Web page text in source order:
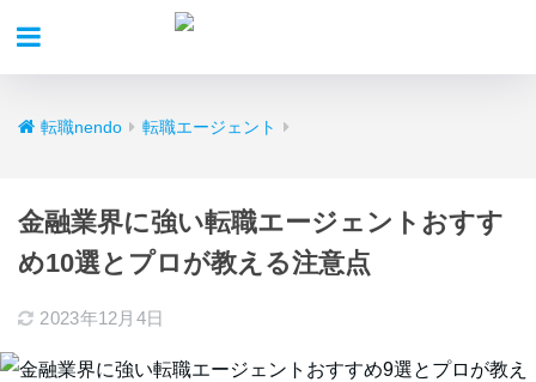
転職nendo 転職エージェント
金融業界に強い転職エージェントおすす
め10選とプロが教える注意点
2023年12月4日